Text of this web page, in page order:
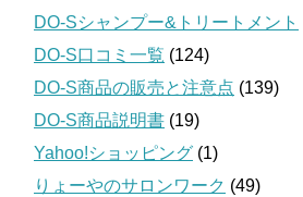
DO-Sシャンプー&トリートメント
DO-S口コミ一覧 (124)
DO-S商品の販売と注意点 (139)
DO-S商品説明書 (19)
Yahoo!ショッピング (1)
りょーやのサロンワーク (49)